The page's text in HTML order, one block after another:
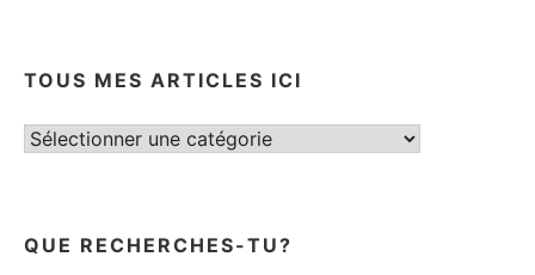
TOUS MES ARTICLES ICI
Tous
QUE RECHERCHES-TU?